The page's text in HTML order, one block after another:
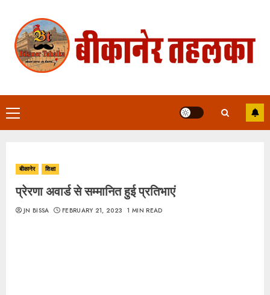
content
Primary
Menu
बीकानेर शिक्षा
प्रेरणा अवार्ड से सम्मानित हुई प्रतिभाएं
JN BISSA FEBRUARY 21, 2023 1 MIN READ